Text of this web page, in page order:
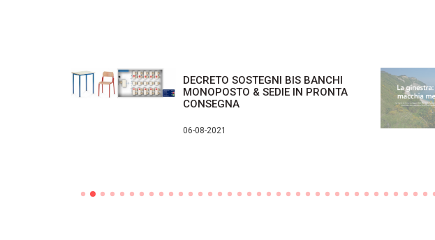
DECRETO SOSTEGNI BIS BANCHI
MONOPOSTO & SEDIE IN PRONTA
CONSEGNA
06-08-2021